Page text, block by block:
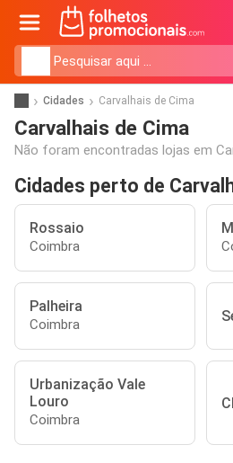
Cidades Carvalhais de Cima
Carvalhais de Cima
Não foram encontradas lojas em
Cidades perto de
Rossaio
Coimbra
Palheira
Coimbra
Urbanização Vale
Louro
Coimbra